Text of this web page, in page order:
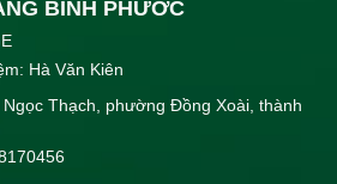
BÌNH PHƯỚC
Hà Văn Kiên
Thạch, phường Đồng Xoài, thành